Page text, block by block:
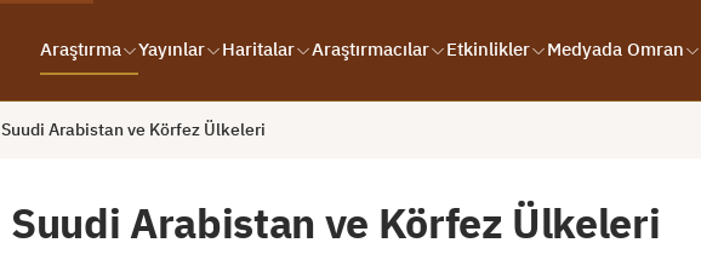
Araştırma Yayınlar Haritalar Araştırmacılar Etkinlikler Medyada Omran
Suudi Arabistan ve Körfez Ülkeleri
Suudi Arabistan ve Körfez Ülkeleri